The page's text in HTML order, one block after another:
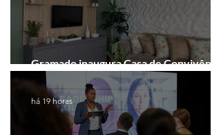
Gramado inaugura Casa de Convivência
dedicada às mulheres
há 19 horas